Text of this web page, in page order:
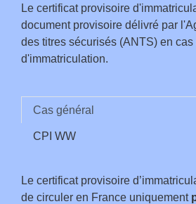
Le certificat provisoire
document provisoire délivré par
des titres sécurisés (ANTS) en
d'immatriculation.
Cas général
CPI WW
Le certificat provisoire
de circuler en France uniquement